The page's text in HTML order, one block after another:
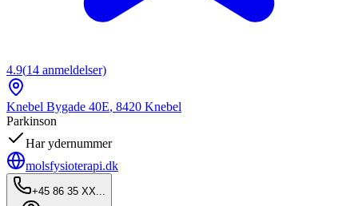
4.9(14 anmeldelser)
Knebel Bygade 40E, 8420 Knebel
Parkinson
Har ydernummer
molsfysioterapi.dk
+45 86 35 XX...